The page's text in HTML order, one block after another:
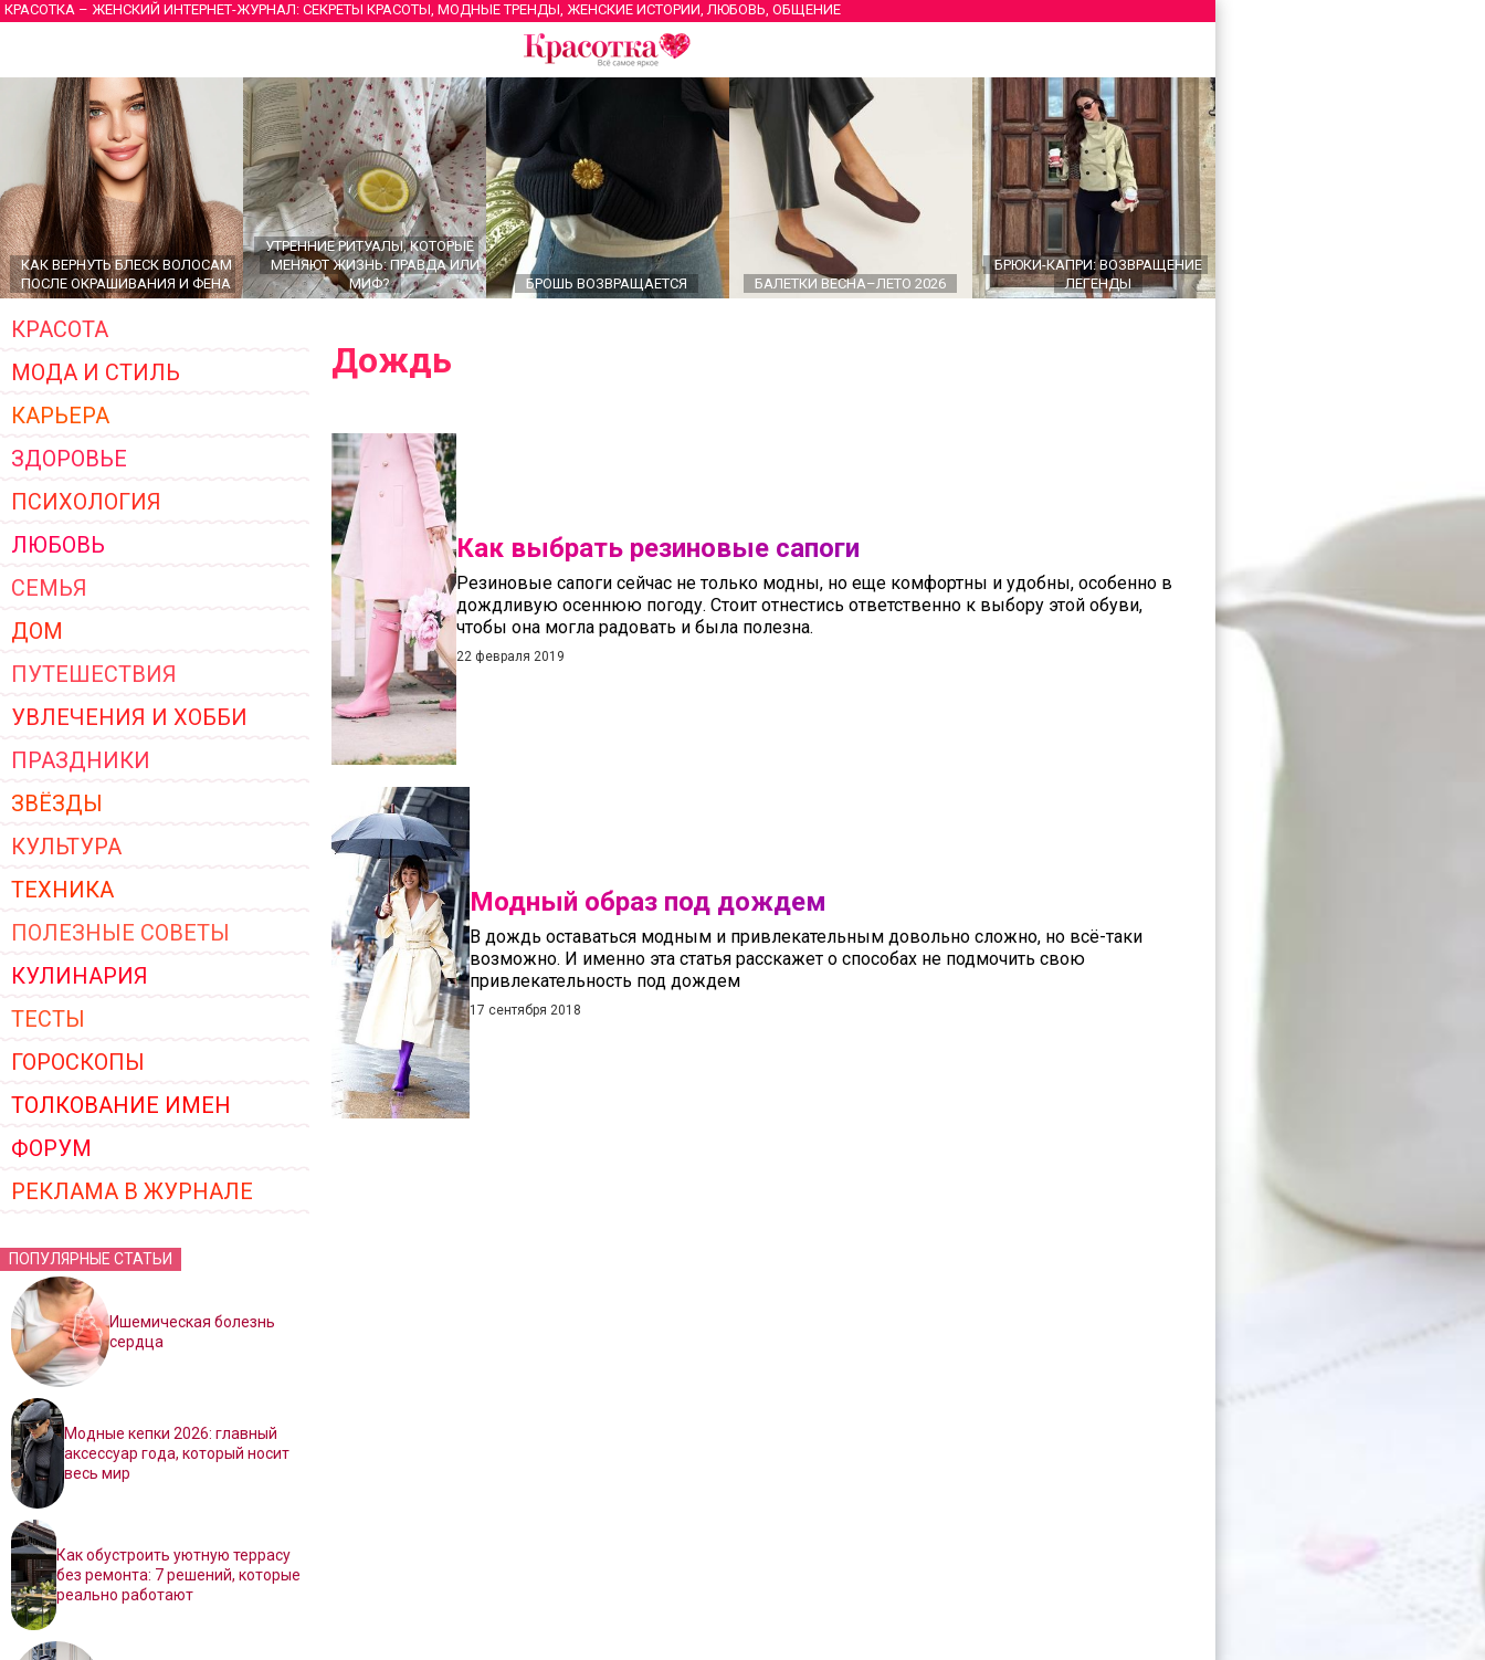
КРАСОТКА – ЖЕНСКИЙ ИНТЕРНЕТ-ЖУРНАЛ: СЕКРЕТЫ КРАСОТЫ, МОДНЫЕ ТРЕНДЫ, ЖЕНСКИЕ ИСТОРИИ, ЛЮБОВЬ, ОБЩЕНИЕ
КАК ВЕРНУТЬ БЛЕСК ВОЛОСАМ
ПОСЛЕ ОКРАШИВАНИЯ И ФЕНА
УТРЕННИЕ РИТУАЛЫ, КОТОРЫЕ
МЕНЯЮТ ЖИЗНЬ: ПРАВДА ИЛИ
МИФ?
БРОШЬ ВОЗВРАЩАЕТСЯ БАЛЕТКИ ВЕСНА–ЛЕТО 2026
БРЮКИ-КАПРИ: ВОЗВРАЩЕНИЕ
ЛЕГЕНДЫ
ГЛАВНЫЕ ТРЕНДЫ ВЕРХНЕЙ
ЖЕНСКОЙ ОДЕЖДЫ 2026
КРАСОТА
МОДА И СТИЛЬ
КАРЬЕРА
ЗДОРОВЬЕ
ПСИХОЛОГИЯ
ЛЮБОВЬ
СЕМЬЯ
ДОМ
ПУТЕШЕСТВИЯ
УВЛЕЧЕНИЯ И ХОББИ
ПРАЗДНИКИ
ЗВЁЗДЫ
КУЛЬТУРА
ТЕХНИКА
ПОЛЕЗНЫЕ СОВЕТЫ
КУЛИНАРИЯ
ТЕСТЫ
ГОРОСКОПЫ
ТОЛКОВАНИЕ ИМЕН
ФОРУМ
РЕКЛАМА В ЖУРНАЛЕ
ПОПУЛЯРНЫЕ СТАТЬИ
Ишемическая болезнь
сердца
Модные кепки 2026: главный
аксессуар года, который носит
весь мир
Как обустроить уютную террасу
без ремонта: 7 решений, которые
реально работают
Дождь
Как выбрать резиновые сапоги
Резиновые сапоги сейчас не только модны, но еще комфортны и удобны, особенно в
дождливую осеннюю погоду. Стоит отнестись ответственно к выбору этой обуви,
чтобы она могла радовать и была полезна.
22 февраля 2019
Модный образ под дождем
В дождь оставаться модным и привлекательным довольно сложно, но всё-таки
возможно. И именно эта статья расскажет о способах не подмочить свою
привлекательность под дождем
17 сентября 2018